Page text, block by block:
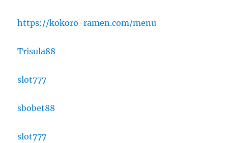
https://kokoro-ramen.com/menu
Trisula88
slot777
sbobet88
slot777